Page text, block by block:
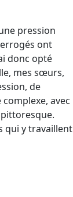
pression
ont
donc opté
mes sœurs,
de
avec
qui y travaillent